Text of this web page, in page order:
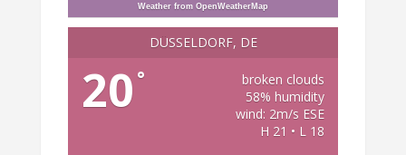
Weather from OpenWeatherMap
DÜSSELDORF, DE
20 °
broken clouds
58% humidity
wind: 2m/s ESE
H 21 • L 18